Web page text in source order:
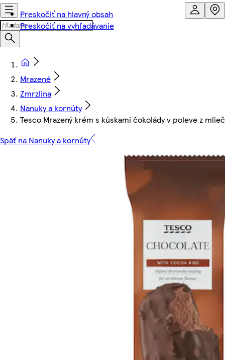
Preskočiť na hlavný obsah
Preskočiť na vyhľadávanie
Mrazené
Zmrzlina
Nanuky a kornúty
Tesco Mrazený krém s kúskami čokolády v poleve z
Späť na Nanuky a kornúty